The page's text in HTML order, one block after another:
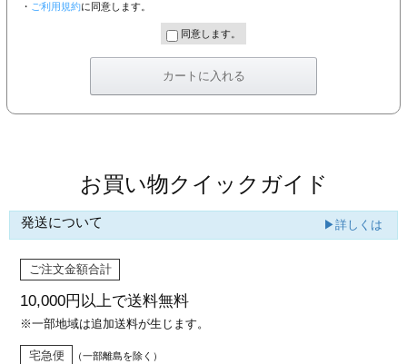
・ ご利用規約に同意します。
同意します。
お買い物クイックガイド
発送について ▶詳しくは
ご注文金額合計
10,000円以上で送料無料
※一部地域は追加送料が生じます。
宅急便 （一部離島を除く）